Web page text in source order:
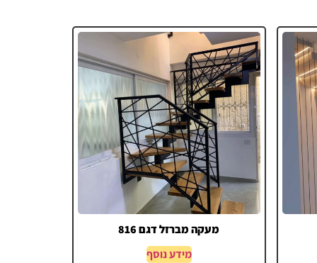
מעקה מברזל דגם 816
מידע נוסף